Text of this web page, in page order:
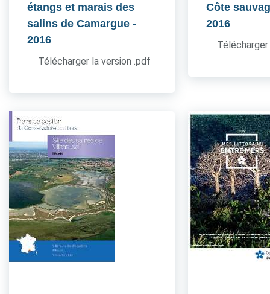
étangs et marais des
salins de Camargue -
2016
Télécharger la version .pdf
Côte
2016